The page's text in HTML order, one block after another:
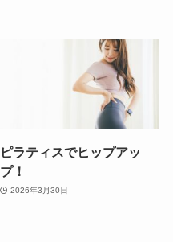
ピラティスでヒップアッ
プ！
2026年3月30日